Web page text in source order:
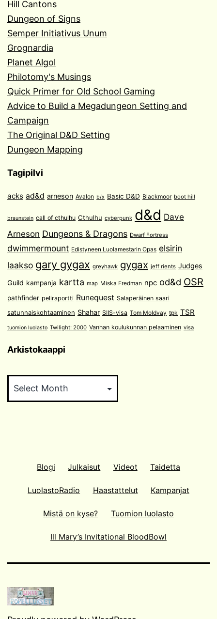
Hill Cantons
Dungeon of Signs
Semper Initiativus Unum
Grognardia
Planet Algol
Philotomy's Musings
Quick Primer for Old School Gaming
Advice to Build a Megadungeon Setting and
Campaign
The Original D&D Setting
Dungeon Mapping
Tagipilvi
acks ad&d arneson Avalon b/x Basic D&D Blackmoor boot hill
braunstein call of cthulhu Cthulhu cyberpunk d&d Dave
Arneson Dungeons & Dragons Dwarf Fortress
dwimmermount Edistyneen Luolamestarin Opas elsirin
laakso gary gygax greyhawk gygax jeff rients Judges
Guild kampanja kartta map Miska Fredman npc od&d OSR
pathfinder peliraportti Runequest Salaperäinen saari
satunnaiskohtaaminen Shahar SIIS-visa Tom Moldvay tpk TSR
tuomion luolasto Twilight: 2000 Vanhan koulukunnan pelaaminen visa
Arkistokaappi
Blogi Julkaisut Videot Taidetta
LuolastoRadio Haastattelut Kampanjat
Mistä on kyse? Tuomion luolasto
Ill Mary’s Invitational BloodBowl